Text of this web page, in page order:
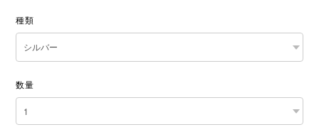
種類
数量